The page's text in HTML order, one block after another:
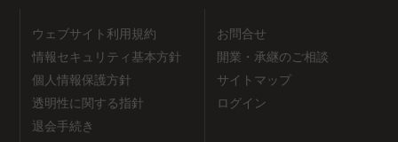
ウェブサイト利用規約
情報セキュリティ基本方針
個人情報保護方針
透明性に関する指針
退会手続き
お問合せ
開業・承継のご相談
サイトマップ
ログイン